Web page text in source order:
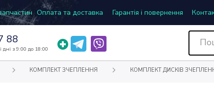
Оплата та доставка Гарантія і повернення
88
дні з 9:00 до 18:00
КОМПЛЕКТ ЗЧЕПЛЕННЯ КОМПЛЕКТ ДИСКІВ ЗЧЕПЛЕННЯ